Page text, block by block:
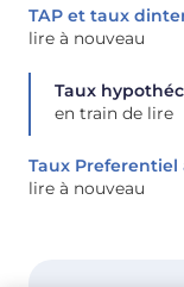
TAP et taux
lire à nouveau
Taux
en train de lire
Taux Preferentiel
lire à nouveau